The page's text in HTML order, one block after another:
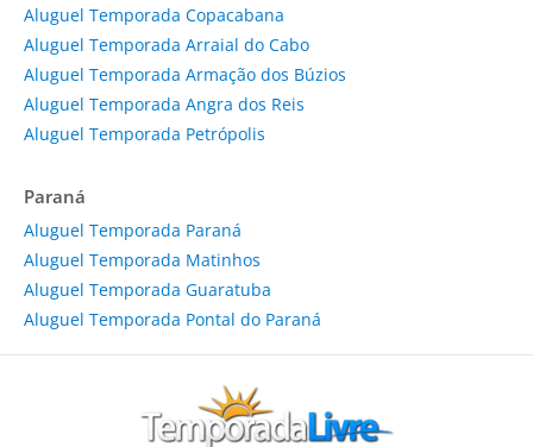
Aluguel Temporada Copacabana
Aluguel Temporada Arraial do Cabo
Aluguel Temporada Armação dos Búzios
Aluguel Temporada Angra dos Reis
Aluguel Temporada Petrópolis
Paraná
Aluguel Temporada Paraná
Aluguel Temporada Matinhos
Aluguel Temporada Guaratuba
Aluguel Temporada Pontal do Paraná